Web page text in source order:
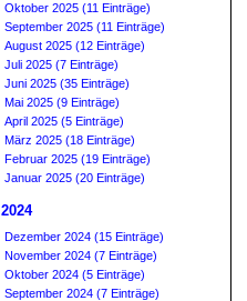
Oktober 2025 (11 Einträge)
September 2025 (11 Einträge)
August 2025 (12 Einträge)
Juli 2025 (7 Einträge)
Juni 2025 (35 Einträge)
Mai 2025 (9 Einträge)
April 2025 (5 Einträge)
März 2025 (18 Einträge)
Februar 2025 (19 Einträge)
Januar 2025 (20 Einträge)
2024
Dezember 2024 (15 Einträge)
November 2024 (7 Einträge)
Oktober 2024 (5 Einträge)
September 2024 (7 Einträge)